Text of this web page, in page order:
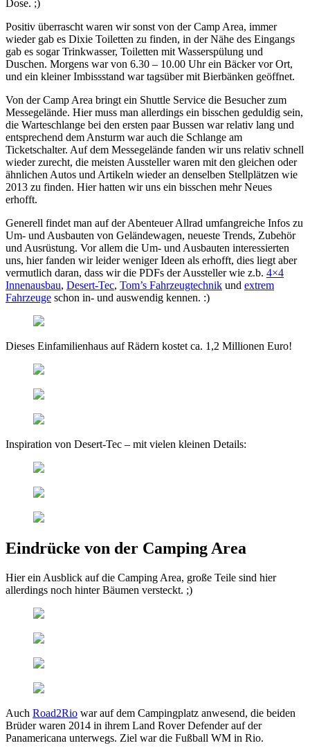
Dose. ;)
Positiv überrascht waren wir sonst von der Camp Area, immer
wieder gab es Dixie Toiletten zu finden, in der Nähe des Eingangs
gab es sogar Trinkwasser, Toiletten mit Wasserspülung und
Duschen. Morgens war von 6.30 – 10.00 Uhr ein Bäcker vor Ort,
und ein kleiner Imbissstand war tagsüber mit Bierbänken geöffnet.
Von der Camp Area bringt ein Shuttle Service die Besucher zum
Messegelände. Hier muss man allerdings ein bisschen geduldig sein,
die Warteschlange bei den ersten paar Bussen war relativ lang und
entsprechend dem Ansturm war auch die Schlange am
Ticketschalter. Auf dem Messegelände fanden wir uns relativ schnell
wieder zurecht, die meisten Aussteller waren mit den gleichen oder
ähnlichen Autos und Artikeln wieder an denselben Stellplätzen wie
2013 zu finden. Hier hatten wir uns ein bisschen mehr Neues
erhofft.
Generell findet man auf der Abenteuer Allrad umfangreiche Infos zu
Um- und Ausbauten von Geländewagen, neueste Trends, Zubehör
und Ausrüstung. Vor allem die Um- und Ausbauten interessierten
uns, hier fanden wir leider weniger Ideen als erhofft, dies liegt aber
vermutlich daran, dass wir die PDFs der Aussteller wie z.b. 4×4
Innenausbau, Desert-Tec, Tom’s Fahrzeugtechnik und extrem
Fahrzeuge schon in- und auswendig kennen. :)
Dieses Einfamilienhaus auf Rädern kostet ca. 1,2 Millionen Euro!
Inspiration von Desert-Tec – mit vielen kleinen Details:
Eindrücke von der Camping Area
Hier ein Ausblick auf die Camping Area, große Teile sind hier
allerdings noch hinter Bäumen versteckt. ;)
Auch Road2Rio war auf dem Campingplatz anwesend, die beiden
Brüder waren 2014 in ihrem Land Rover Defender auf der
Panamericana unterwegs. Ziel war die Fußball WM in Rio.